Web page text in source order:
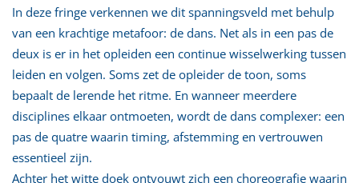
In deze fringe verkennen we dit spanningsveld met behulp
van een krachtige metafoor: de dans. Net als in een pas de
deux is er in het opleiden een continue wisselwerking tussen
leiden en volgen. Soms zet de opleider de toon, soms
bepaalt de lerende het ritme. En wanneer meerdere
disciplines elkaar ontmoeten, wordt de dans complexer: een
pas de quatre waarin timing, afstemming en vertrouwen
essentieel zijn.
Achter het witte doek ontvouwt zich een choreografie waarin